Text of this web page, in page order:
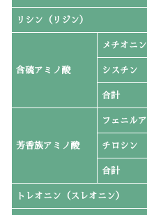
リシン（リジン）
含硫アミノ酸
メチオニン
シスチン
合計
芳香族アミノ酸
フェニル
チロシン
合計
トレオニン（スレオニン）